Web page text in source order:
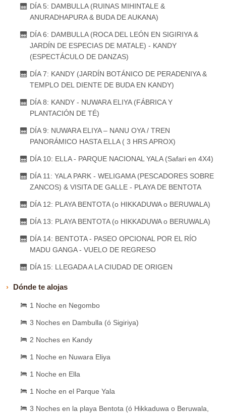
DÍA 5: DAMBULLA (RUINAS MIHINTALE &
ANURADHAPURA & BUDA DE AUKANA)
DÍA 6: DAMBULLA (ROCA DEL LEÓN EN SIGIRIYA &
JARDÍN DE ESPECIAS DE MATALE) - KANDY
(ESPECTÁCULO DE DANZAS)
DÍA 7: KANDY (JARDÍN BOTÁNICO DE PERADENIYA &
TEMPLO DEL DIENTE DE BUDA EN KANDY)
DÍA 8: KANDY - NUWARA ELIYA (FÁBRICA Y
PLANTACIÓN DE TÉ)
DÍA 9: NUWARA ELIYA – NANU OYA / TREN
PANORÁMICO HASTA ELLA ( 3 HRS APROX)
DÍA 10: ELLA - PARQUE NACIONAL YALA (Safari en 4X4)
DÍA 11: YALA PARK - WELIGAMA (PESCADORES SOBRE
ZANCOS) & VISITA DE GALLE - PLAYA DE BENTOTA
DÍA 12: PLAYA BENTOTA (o HIKKADUWA o BERUWALA)
DÍA 13: PLAYA BENTOTA (o HIKKADUWA o BERUWALA)
DÍA 14: BENTOTA - PASEO OPCIONAL POR EL RÍO
MADU GANGA - VUELO DE REGRESO
DÍA 15: LLEGADA A LA CIUDAD DE ORIGEN
Dónde te alojas
1 Noche en Negombo
3 Noches en Dambulla (ó Sigiriya)
2 Noches en Kandy
1 Noche en Nuwara Eliya
1 Noche en Ella
1 Noche en el Parque Yala
3 Noches en la playa Bentota (ó Hikkaduwa o Beruwala,